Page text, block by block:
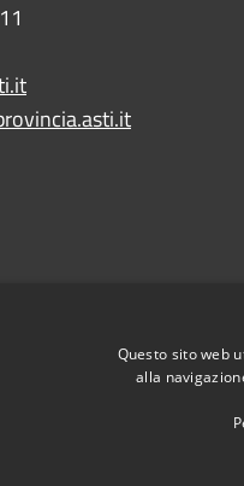
Sitemap
PNRR (Piano Nazionale di
Questo sito web
alla